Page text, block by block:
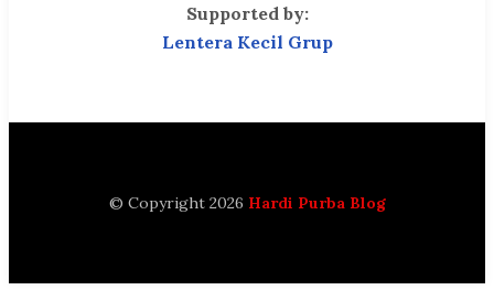
Supported by:
Lentera Kecil Grup
© Copyright 2026 Hardi Purba Blog